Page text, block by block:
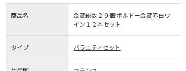
商品名
金賞総数２９個!ボルドー金賞赤白ワ
イン１２本セット
タイプ バラエティセット